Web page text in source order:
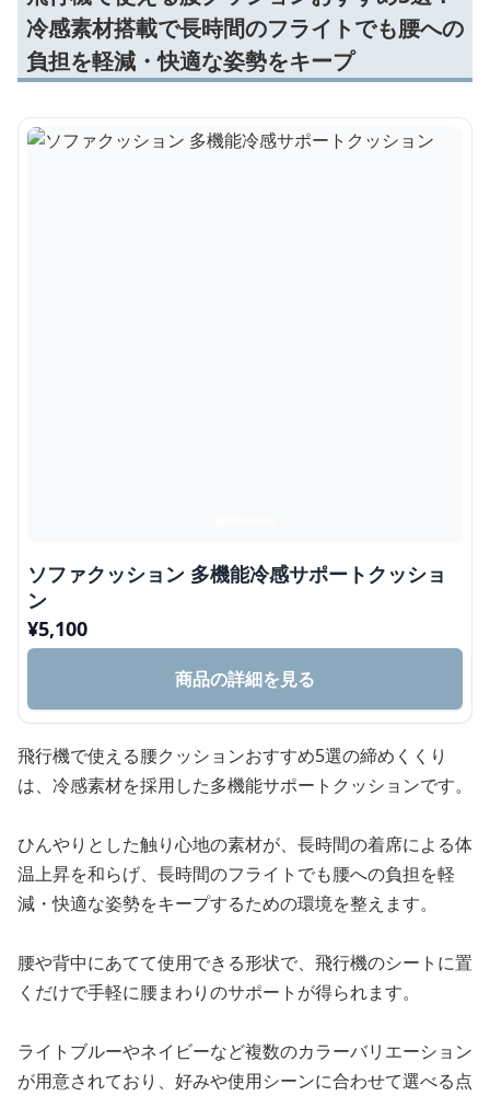
冷感素材搭載で長時間のフライトでも腰への
負担を軽減・快適な姿勢をキープ
ソファクッション 多機能冷感サポートクッショ
ン
¥5,100
商品の詳細を見る
飛行機で使える腰クッションおすすめ5選の締めくくり
は、冷感素材を採用した多機能サポートクッションです。
ひんやりとした触り心地の素材が、長時間の着席による体
温上昇を和らげ、長時間のフライトでも腰への負担を軽
減・快適な姿勢をキープするための環境を整えます。
腰や背中にあてて使用できる形状で、飛行機のシートに置
くだけで手軽に腰まわりのサポートが得られます。
ライトブルーやネイビーなど複数のカラーバリエーション
が用意されており、好みや使用シーンに合わせて選べる点